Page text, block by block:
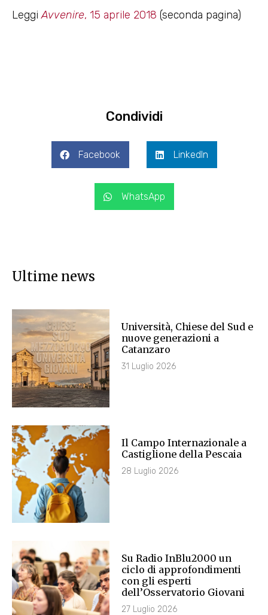
LeggiAvvenire, 15 aprile 2018 (seconda pagina)
Condividi
Facebook LinkedIn
WhatsApp
Ultime news
Università, Chiese del Sud e
nuove generazioni a
Catanzaro
31 Luglio 2026
Il Campo Internazionale a
Castiglione della Pescaia
28 Luglio 2026
Su Radio InBlu2000 un
ciclo di approfondimenti
con gli esperti
dell’Osservatorio Giovani
27 Luglio 2026